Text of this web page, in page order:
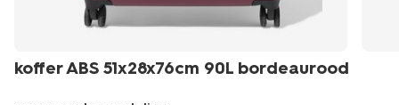
koffer ABS 51x28x76cm 90L bordeaurood